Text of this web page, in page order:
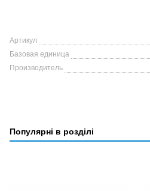
Артикул
Базовая единица
Производитель
Популярні в розділі